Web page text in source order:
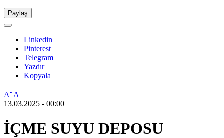
Paylaş
Linkedin
Pinterest
Telegram
Yazdır
Kopyala
A- A+
13.03.2025 - 00:00
İÇME SUYU DEPOSU